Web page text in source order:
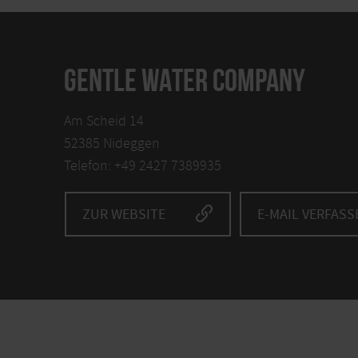
GENTLE WATER COMPANY
Am Scheid 14
52385 Nideggen
Telefon: +49 2427 7389935
ZUR WEBSITE
E-MAIL